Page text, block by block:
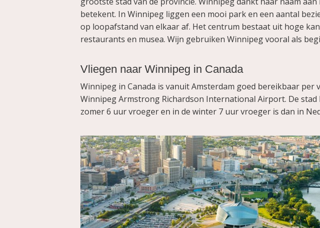
betekent. In Winnipeg liggen een mooi park en een aantal
op loopafstand van elkaar af. Het centrum bestaat uit hoge
restaurants en musea. Wijn gebruiken Winnipeg vooral als
Vliegen naar Winnipeg in Canada
Winnipeg in Canada is vanuit Amsterdam goed bereikbaar
Winnipeg Armstrong Richardson International Airport. De
zomer 6 uur vroeger en in de winter 7 uur vroeger is dan in